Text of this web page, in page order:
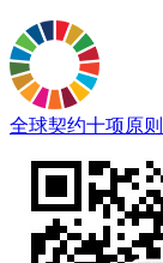
全球契约十项原则